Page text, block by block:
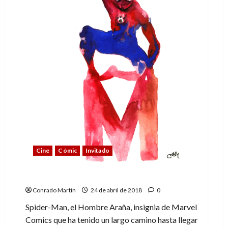
Cine Cómic Invitado
Conrado Martín 24 de abril de 2018 0
Spider-Man, el Hombre Araña, insignia de Marvel
Comics que ha tenido un largo camino hasta llegar